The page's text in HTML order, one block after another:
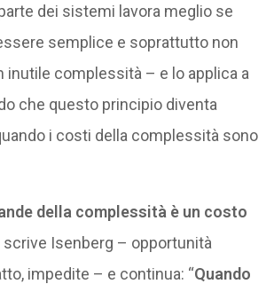
dei sistemi lavora meglio se
semplice e soprattutto non
inutile complessità – e lo applica a
che questo principio diventa
i costi della complessità sono
della complessità è un costo
scrive Isenberg – opportunità
impedite – e continua: “Quando